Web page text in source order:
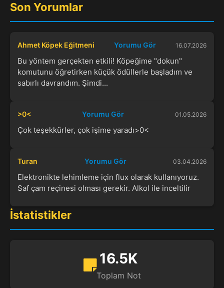
Son Yorumlar
Ahmet Köpek Eğitmeni Yorumu Gör 16.07.2026
Bu yöntem gerçekten etkili! Köpeğime "dokun"
komutunu öğretirken küçük ödüllerle başladım ve
sabırlı davrandım. Şimdi...
>0< Yorumu Gör 01.05.2026
Çok teşekkürler, çok işime yaradı>0<
Turan Yorumu Gör 03.04.2026
Elektronikte lehimleme için flux olarak kullanıyoruz.
Saf çam reçinesi olması gerekir. Alkol ile inceltilir
İstatistikler
16.5K
Toplam Not